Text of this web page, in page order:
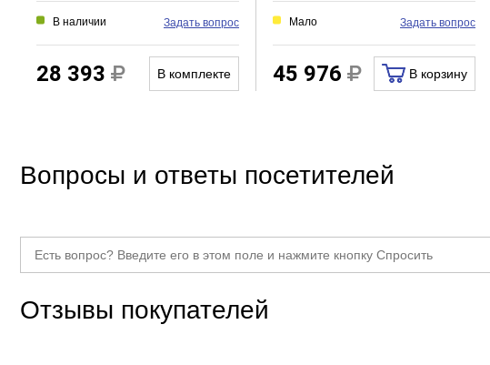
В наличии Задать вопрос
28 393 В комплекте
Мало Задать вопрос
45 976 В корзину
Вопросы и ответы посетителей
Отзывы покупателей